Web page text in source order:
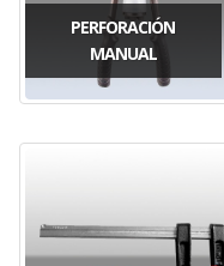
PERFORACIÓN
MANUAL